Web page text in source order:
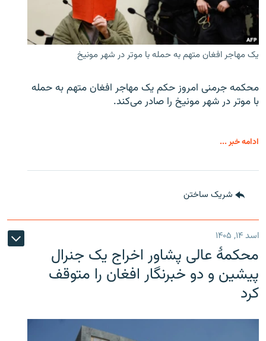
یک مهاجر افغان متهم به حمله با موتر در شهر مونیخ
محکمه جرمنی امروز حکم یک مهاجر افغان متهم به حمله
با موتر در شهر مونیخ را صادر می‌کند.
ادامه خبر ...
شریک ساختن
اسد ۱۴, ۱۴۰۵
محکمۀ عالی پشاور اخراج یک جنرال
پیشین و دو خبرنگار افغان را متوقف
کرد